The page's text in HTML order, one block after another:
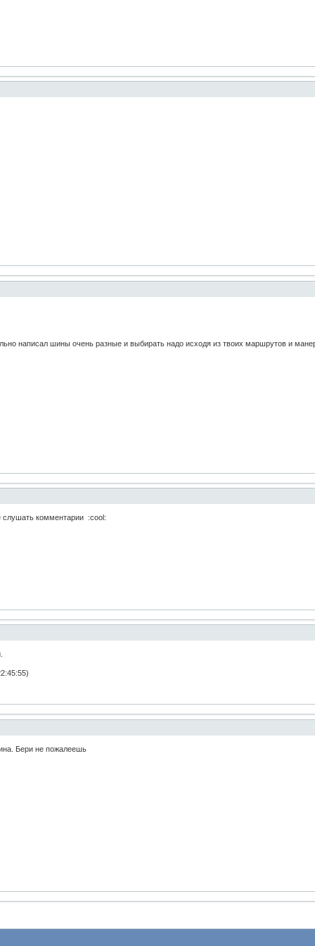
написал шины очень разные и выбирать надо исходя из твоих маршрутов и
слушать комментарии :cool:
Бери не пожалеешь